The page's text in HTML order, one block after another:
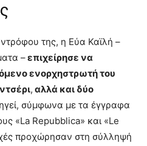
της, η Εύα Καϊλή –
–επιχείρησε να
ενορχηστρωτή του
, αλλά και δύο
σύμφωνα με τα έγγραφα
«La Repubblica» και «Le
προχώρησαν στη σύλληψή